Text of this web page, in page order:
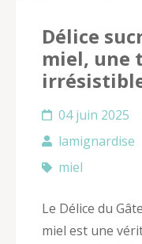
Délice
miel, une
04 juin 2025
lamignardise
miel
Le Délice du
miel est une